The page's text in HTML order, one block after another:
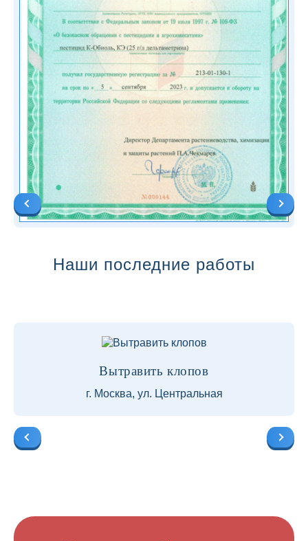
Наши последние работы
Вытравить клопов
г. Москва, ул. Центральная